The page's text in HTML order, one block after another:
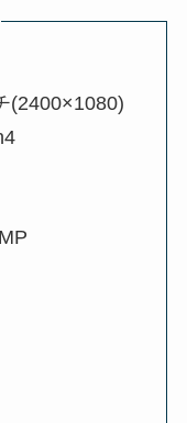
(2400×1080)